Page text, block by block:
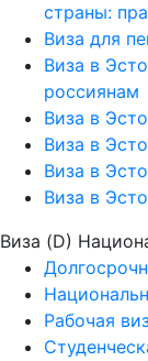
страны:
Виза для
Виза в
россиянам
Виза в
Виза в
Виза в
Виза в
Виза (D)
Рабочая